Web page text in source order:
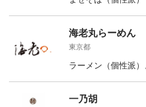
海老丸らーめん
東京都
ラーメン（個性派）
一乃胡